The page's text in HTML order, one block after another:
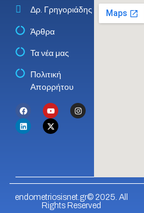
Δρ. Γρηγοριάδης
Άρθρα
Τα νέα μας
Πολιτική
Απορρήτου
endometriosisnet.gr© 2025. All
Rights Reserved